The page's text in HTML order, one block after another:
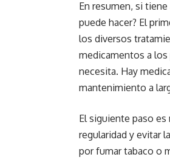
En resumen, si
puede hacer? El
los diversos
medicamentos a los
necesita. Hay
mantenimiento a
El siguiente paso
regularidad y evitar
por fumar tabaco o